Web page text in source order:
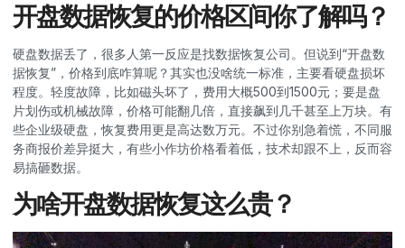
开盘数据恢复的价格区间你了解吗？
硬盘数据丢了，很多人第一反应是找数据恢复公司。但说到“开盘数
据恢复”，价格到底咋算呢？其实也没啥统一标准，主要看硬盘损坏
程度。轻度故障，比如磁头坏了，费用大概500到1500元；要是盘
片划伤或机械故障，价格可能翻几倍，直接飙到几千甚至上万块。有
些企业级硬盘，恢复费用更是高达数万元。不过你别急着慌，不同服
务商报价差异挺大，有些小作坊价格看着低，技术却跟不上，反而容
易搞砸数据。
为啥开盘数据恢复这么贵？